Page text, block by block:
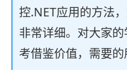
控.NET应用的方法
非常详细。对大家
考借鉴价值，需要